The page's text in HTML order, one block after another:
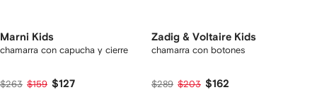
Marni Kids
chamarra con capucha y cierre
$263 $159 $127
Zadig & Voltaire Kids
chamarra con botones
$289 $203 $162